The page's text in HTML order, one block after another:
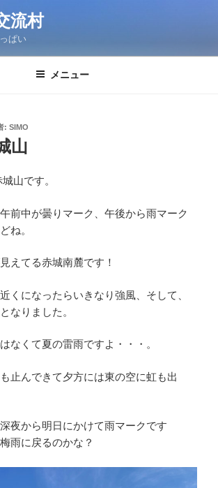
流村
ぱい
メニュー
: SIMO
山
山です。
前中が曇りマーク、午後から雨マーク
ね。
えてる赤城南麓です！
くになったらいきなり強風、そして、
なりました。
なくて夏の雷雨ですよ・・・。
止んできて夕方には東の空に虹も出
夜から明日にかけて雨マークです
雨に戻るのかな？